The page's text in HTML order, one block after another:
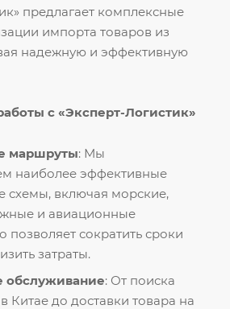
предлагает комплексные
импорта товаров из
надежную и эффективную
с «Эксперт-Логистик»
маршруты: Мы
наиболее эффективные
схемы, включая морские,
и авиационные
позволяет сократить сроки
затраты.
обслуживание: От поиска
Китае до доставки товара на